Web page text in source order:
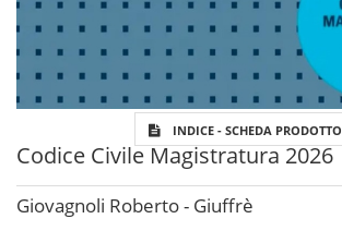
INDICE - SCHEDA PRODOTTO
Codice Civile Magistratura 2026
Giovagnoli Roberto - Giuffrè